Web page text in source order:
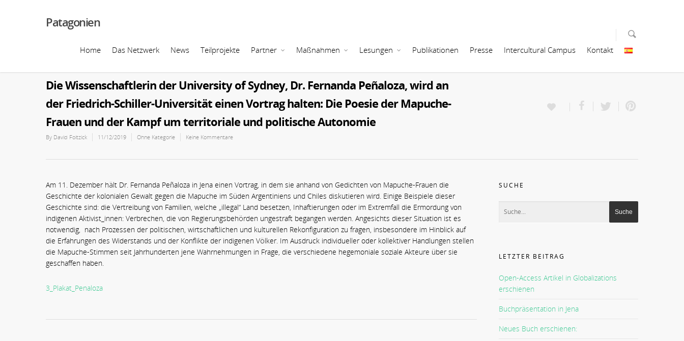
Patagonien
Home Das Netzwerk News Teilprojekte Partner Maßnahmen Lesungen Publikationen Presse Intercultural Campus Kontakt
Die Wissenschaftlerin der University of Sydney, Dr. Fernanda Peñaloza, wird an
der Friedrich-Schiller-Universität einen Vortrag halten: Die Poesie der Mapuche-
Frauen und der Kampf um territoriale und politische Autonomie
By David Foitzick 11/12/2019 Ohne Kategorie Keine Kommentare
Am 11. Dezember hält Dr. Fernanda Peñaloza in Jena einen Vortrag, in dem sie anhand von Gedichten von Mapuche-Frauen die
Geschichte der kolonialen Gewalt gegen die Mapuche im Süden Argentiniens und Chiles diskutieren wird. Einige Beispiele dieser
Geschichte sind: die Vertreibung von Familien, welche „illegal“ Land besetzen, Inhaftierungen oder im Extremfall die Ermordung von
indigenen Aktivist_innen: Verbrechen, die von Regierungsbehörden ungestraft begangen werden. Angesichts dieser Situation ist es
notwendig, nach Prozessen der politischen, wirtschaftlichen und kulturellen Rekonfiguration zu fragen, insbesondere im Hinblick auf
die Erfahrungen des Widerstands und der Konflikte der indigenen Völker. Im Ausdruck individueller oder kollektiver Handlungen stellen
die Mapuche-Stimmen seit Jahrhunderten jene Wahrnehmungen in Frage, die verschiedene hegemoniale soziale Akteure über sie
geschaffen haben.
3_Plakat_Penaloza
SUCHE
LETZTER BEITRAG
Open-Access Artikel in Globalizations
erschienen
Buchpräsentation in Jena
Neues Buch erschienen: